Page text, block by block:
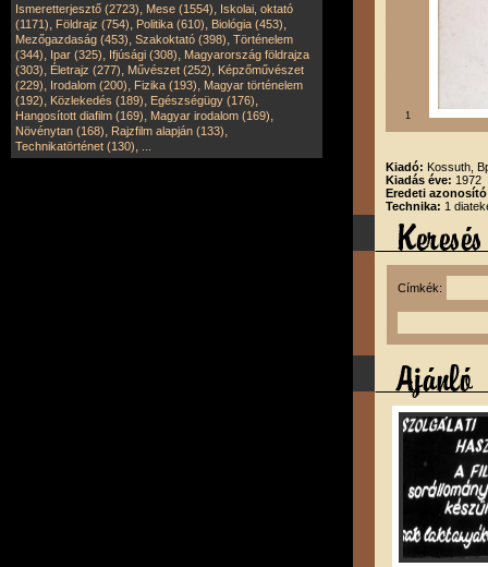
Ismeretterjesztő (2723), Mese (1554), Iskolai, oktató
(1171), Földrajz (754), Politika (610), Biológia (453),
Mezőgazdaság (453), Szakoktató (398), Történelem
(344), Ipar (325), Ifjúsági (308), Magyarország földrajza
(303), Életrajz (277), Művészet (252), Képzőművészet
(229), Irodalom (200), Fizika (193), Magyar történelem
(192), Közlekedés (189), Egészségügy (176),
Hangosított diafilm (169), Magyar irodalom (169),
Növénytan (168), Rajzfilm alapján (133),
Technikatörténet (130),
1
Kiadó: Kossuth,
Kiadás éve: 1972
Eredeti
Technika: 1
Címkék: